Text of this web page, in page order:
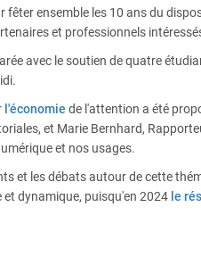
fêter ensemble les 10 ans du
et professionnels
avec le soutien de quatre
l'économie de l'attention a été
et Marie Bernhard,
et nos usages.
et les débats autour de cette
dynamique, puisqu'en 2024 le